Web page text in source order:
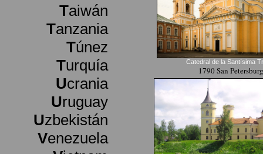
Taiwán
Tanzania
Túnez
Turquía
Ucrania
Uruguay
Uzbekistán
Venezuela
Catedral de la Santísima
1790 San